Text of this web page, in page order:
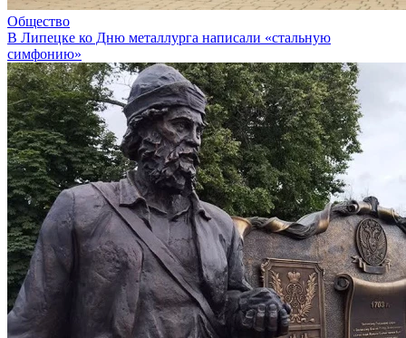
Общество
В Липецке ко Дню металлурга написали «стальную
симфонию»